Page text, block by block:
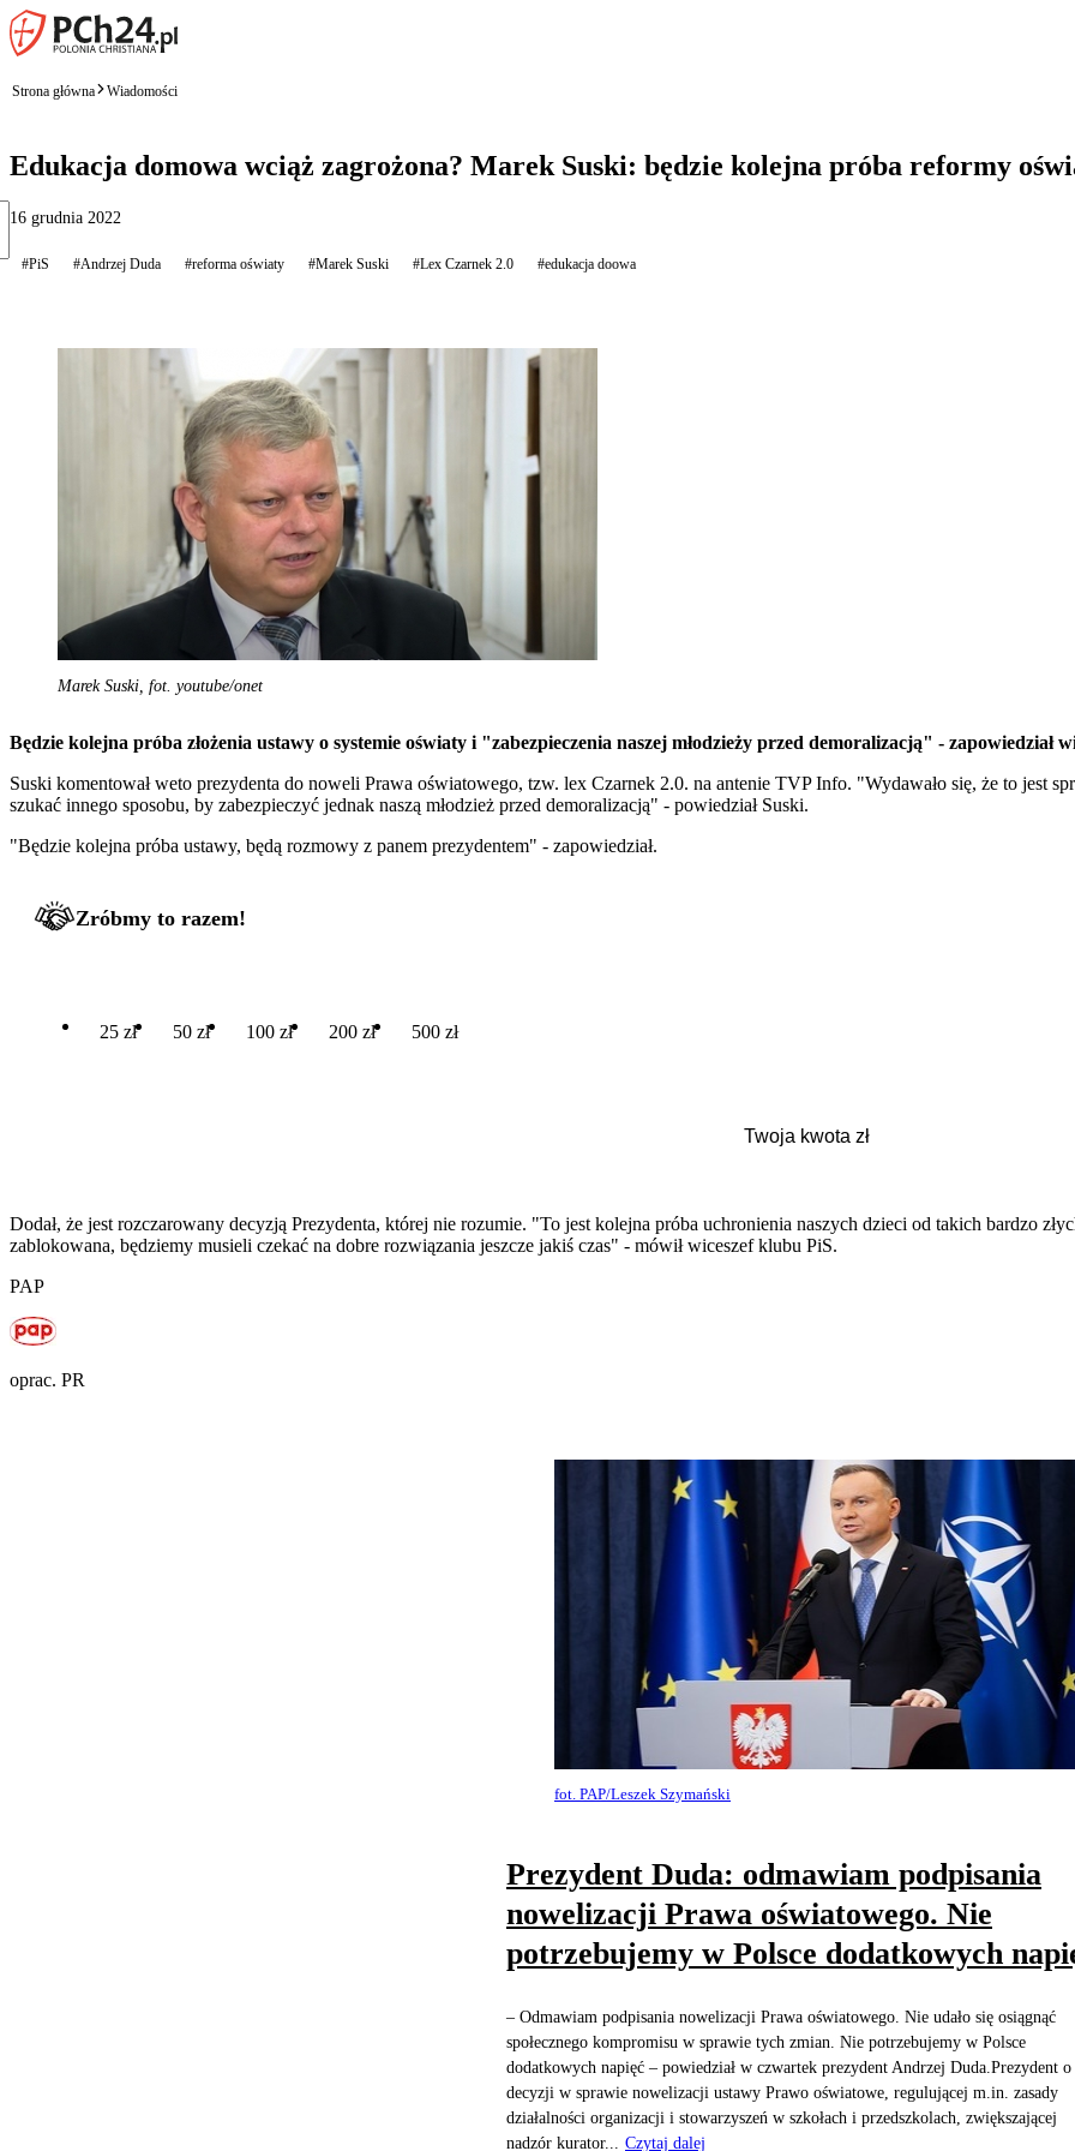
Strona główna Wiadomości
Edukacja domowa wciąż zagrożona? Marek Suski: będzie kolejna próba reformy
16 grudnia 2022
#PiS #Andrzej Duda #reforma oświaty #Marek Suski #Lex Czarnek 2.0 #edukacja doowa
Marek Suski, fot. youtube/onet
Będzie kolejna próba złożenia ustawy o systemie oświaty i "zabezpieczenia naszej młodzieży przed demoralizacją" - zapowiedział
Suski komentował weto prezydenta do noweli Prawa oświatowego, tzw. lex Czarnek 2.0. na antenie TVP Info. "Wydawało się, że to jest
szukać innego sposobu, by zabezpieczyć jednak naszą młodzież przed demoralizacją" - powiedział Suski.
"Będzie kolejna próba ustawy, będą rozmowy z panem prezydentem" - zapowiedział.
Zróbmy to razem!
25 zł 50 zł 100 zł 200 zł 500 zł
Dodał, że jest rozczarowany decyzją Prezydenta, której nie rozumie. "To jest kolejna próba uchronienia naszych dzieci od takich bardzo
zablokowana, będziemy musieli czekać na dobre rozwiązania jeszcze jakiś czas" - mówił wiceszef klubu PiS.
PAP
oprac. PR
fot. PAP/Leszek Szymański
Prezydent Duda: odmawiam podpisania
nowelizacji Prawa oświatowego. Nie
potrzebujemy w Polsce dodatkowych
– Odmawiam podpisania nowelizacji Prawa oświatowego. Nie udało się osiągnąć
społecznego kompromisu w sprawie tych zmian. Nie potrzebujemy w Polsce
dodatkowych napięć – powiedział w czwartek prezydent Andrzej Duda.Prezydent o
decyzji w sprawie nowelizacji ustawy Prawo oświatowe, regulującej m.in. zasady
działalności organizacji i stowarzyszeń w szkołach i przedszkolach, zwiększającej
nadzór kurator...
Czytaj dalej